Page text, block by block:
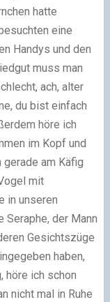
hatte
eine
Handys und den
muss man
ach, alter
du bist einfach
höre ich
im Kopf und
am Käfig
mit
in unseren
Seraphe, der Mann
Gesichtszüge
haben,
höre ich schon
nicht mal in Ruhe